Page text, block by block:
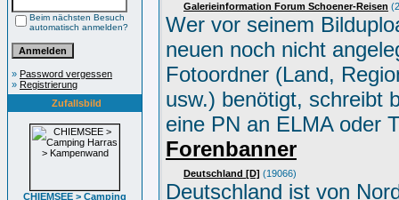
Beim nächsten Besuch
automatisch anmelden?
» Password vergessen
» Registrierung
Zufallsbild
CHIEMSEE > Camping
Galerieinformation Forum Schoener-Reisen
Wer vor seinem
neuen noch nicht
Fotoordner (Land,
usw.) benötigt, schreibt
eine PN an ELMA oder
Forenbanner
Deutschland [D] (19066)
Deutschland ist von